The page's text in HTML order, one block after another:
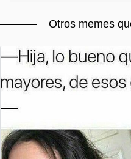
Otros memes